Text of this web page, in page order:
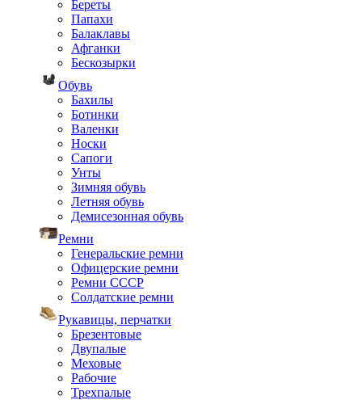
Береты
Папахи
Балаклавы
Афганки
Бескозырки
Обувь
Бахилы
Ботинки
Валенки
Носки
Сапоги
Унты
Зимняя обувь
Летняя обувь
Демисезонная обувь
Ремни
Генеральские ремни
Офицерские ремни
Ремни СССР
Солдатские ремни
Рукавицы, перчатки
Брезентовые
Двупалые
Меховые
Рабочие
Трехпалые